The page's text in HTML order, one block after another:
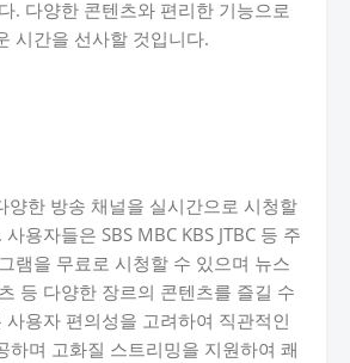
. 다양한 콘텐츠와 편리한 기능으로
시간을 선사할 것입니다.
양한 방송 채널을 실시간으로 시청할
용자들은 SBS MBC KBS JTBC 등 주
램을 무료로 시청할 수 있으며 뉴스
등 다양한 장르의 콘텐츠를 즐길 수
사용자 편의성을 고려하여 직관적인
하며 고화질 스트리밍을 지원하여 쾌